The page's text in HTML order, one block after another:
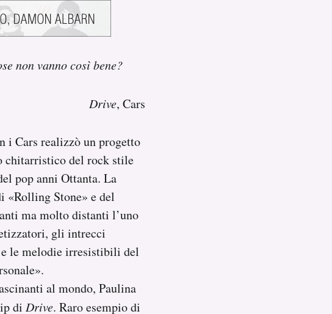
non vanno così bene?
Drive, Cars
i Cars realizzò un progetto
chitarristico del rock stile
pop anni Ottanta. La
«Rolling Stone» e del
ma molto distanti l’uno
gli intrecci
le melodie irresistibili del
al mondo, Paulina
di Drive. Raro esempio di